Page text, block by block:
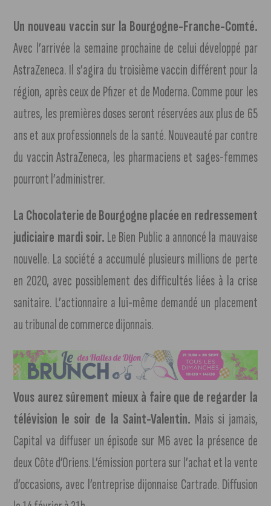
Un nouveau vaccin sur la Bourgogne-Franche-Comté.
Avec l’arrivée la semaine prochaine de celui développé par
AstraZeneca. Il s’agira du troisième vaccin différent pour la
région, après ceux de Pfizer et de Moderna. Comme pour les
autres, les premières doses seront réservées aux plus de 65
ans et aux professionnels de la santé. Nouveauté par contre
du vaccin AstraZeneca, les pharmaciens et sages-femmes
pourront l’administrer.
La Chocolaterie de Bourgogne placée en redressement
judiciaire mardi soir. Le Bien Public a annoncé la mauvaise
nouvelle. La société a accumulé plusieurs millions de perte
en 2020, avec possiblement des difficultés liées à la crise
sanitaire. L’actionnaire a lui-même demandé un placement
au tribunal de commerce dijonnais.
Vous aurez sûrement mieux à faire que de regarder la
télévision le soir de la Saint-Valentin. Mais si jamais,
Capital va diffuser un épisode sur M6 avec la présence de
deux Côte d’Oriens. L’émission portera sur l’achat et la vente
d’occasions, avec l’entreprise dijonnaise Cartrade. Diffusion